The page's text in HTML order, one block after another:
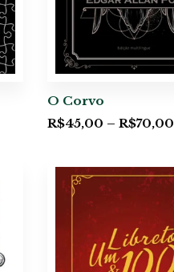
O Corvo
R$45,00 – R$70,00